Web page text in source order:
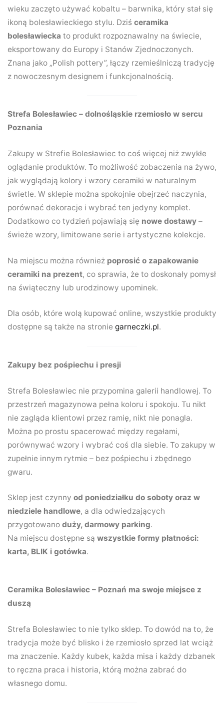
wieku zaczęto używać kobaltu – barwnika, który stał się
ikoną bolesławieckiego stylu. Dziś ceramika
bolesławiecka to produkt rozpoznawalny na świecie,
eksportowany do Europy i Stanów Zjednoczonych.
Znana jako „Polish pottery”, łączy rzemieślniczą tradycję
z nowoczesnym designem i funkcjonalnością.
Strefa Bolesławiec – dolnośląskie rzemiosło w sercu
Poznania
Zakupy w Strefie Bolesławiec to coś więcej niż zwykłe
oglądanie produktów. To możliwość zobaczenia na żywo,
jak wyglądają kolory i wzory ceramiki w naturalnym
świetle. W sklepie można spokojnie obejrzeć naczynia,
porównać dekoracje i wybrać ten jedyny komplet.
Dodatkowo co tydzień pojawiają się nowe dostawy –
świeże wzory, limitowane serie i artystyczne kolekcje.
Na miejscu można również poprosić o zapakowanie
ceramiki na prezent, co sprawia, że to doskonały pomysł
na świąteczny lub urodzinowy upominek.
Dla osób, które wolą kupować online, wszystkie produkty
dostępne są także na stronie garneczki.pl.
Zakupy bez pośpiechu i presji
Strefa Bolesławiec nie przypomina galerii handlowej. To
przestrzeń magazynowa pełna koloru i spokoju. Tu nikt
nie zagląda klientowi przez ramię, nikt nie ponagla.
Można po prostu spacerować między regałami,
porównywać wzory i wybrać coś dla siebie. To zakupy w
zupełnie innym rytmie – bez pośpiechu i zbędnego
gwaru.
Sklep jest czynny od poniedziałku do soboty oraz w
niedziele handlowe, a dla odwiedzających
przygotowano duży, darmowy parking.
Na miejscu dostępne są wszystkie formy płatności:
karta, BLIK i gotówka.
Ceramika Bolesławiec – Poznań ma swoje miejsce z
duszą
Strefa Bolesławiec to nie tylko sklep. To dowód na to, że
tradycja może być blisko i że rzemiosło sprzed lat wciąż
ma znaczenie. Każdy kubek, każda misa i każdy dzbanek
to ręczna praca i historia, którą można zabrać do
własnego domu.